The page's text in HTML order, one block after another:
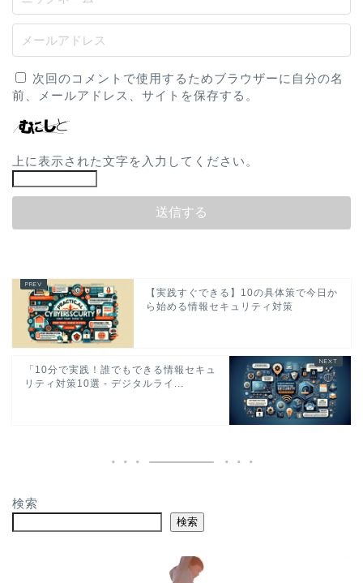
次回のコメントで使用するためブラウザーに自分の名
前、メールアドレス、サイトを保存する。
上に表示された文字を入力してください。
【実践すぐできる】10の具体策で今日か
ら始める情報セキュリティ対策
「10分で実践！誰でもできる情報セキュ
リティ対策10選 - デジタルライ...
検索
検索